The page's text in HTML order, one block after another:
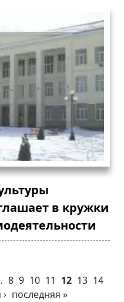
в кружки
8 9 10 11 12 13 14
последняя »